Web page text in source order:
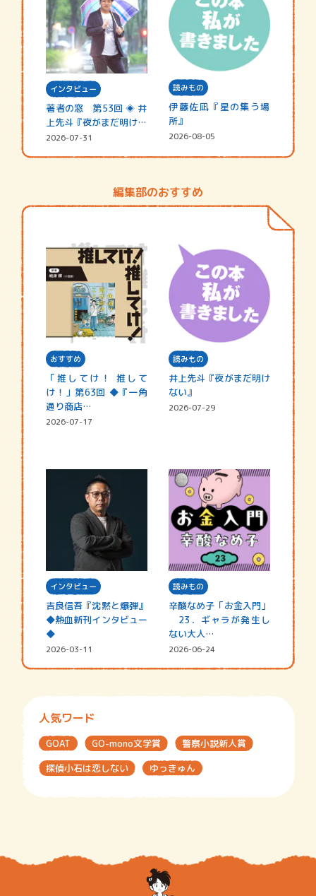
インタビュー
著者の窓 第53回 ◈ 井
上先斗『夜がまだ明けな
い』
2026-07-31
読みもの
伊藤佐凪『星の集う場
所』
2026-08-05
編集部のおすすめ
おすすめ
「推してけ！ 推して
け！」第63回 ◆『一角
通り商店…
2026-07-17
読みもの
井上先斗『夜がまだ明け
ない』
2026-07-29
インタビュー
吉良信吾『沈黙と爆弾』
◆熱血新刊インタビュー
◆
2026-03-11
読みもの
辛酸なめ子「お金入門」
23．ギャラが発生し
ない大人…
2026-06-24
人気ワード
GOAT GO-mono文学賞
警察小説新人賞
探偵小石は恋しない
ゆっきゅん